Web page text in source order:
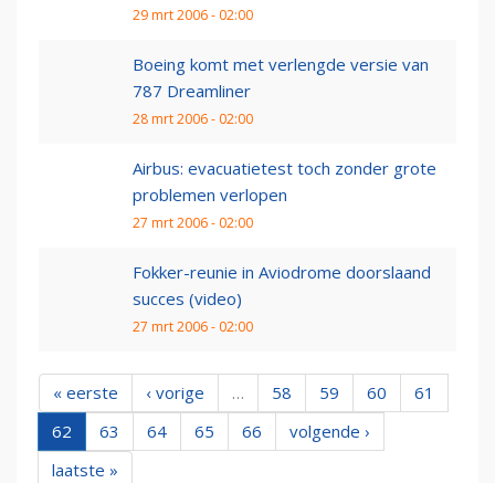
29 mrt 2006 - 02:00
Boeing komt met verlengde versie van
787 Dreamliner
28 mrt 2006 - 02:00
Airbus: evacuatietest toch zonder grote
problemen verlopen
27 mrt 2006 - 02:00
Fokker-reunie in Aviodrome doorslaand
succes (video)
27 mrt 2006 - 02:00
« eerste ‹ vorige … 58 59 60
61
62
63 64 65 66
volgende ›
laatste »